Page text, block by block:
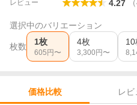
レビュー 4.27 （
選択中のバリエーション
枚数 1枚
605 円〜
4枚
3,300 円〜
10
価格比較 レビ